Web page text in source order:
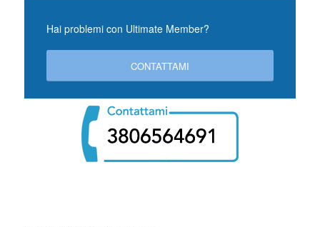
Hai problemi con Ultimate Member?
CONTATTAMI